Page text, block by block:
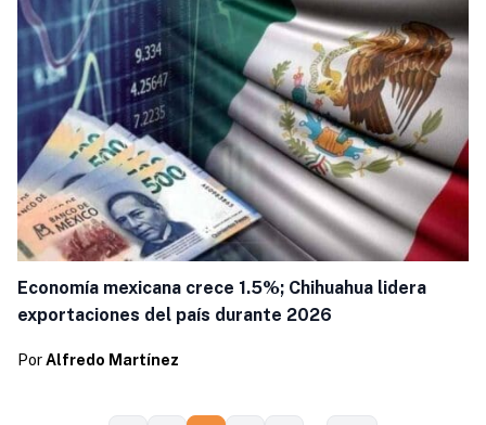
Economía mexicana crece 1.5%; Chihuahua lidera
exportaciones del país durante 2026
Por Alfredo Martínez